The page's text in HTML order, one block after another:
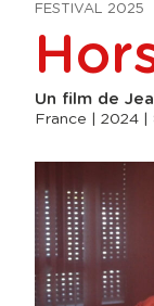
FESTIVAL 2025
Un film de
France | 2024 |